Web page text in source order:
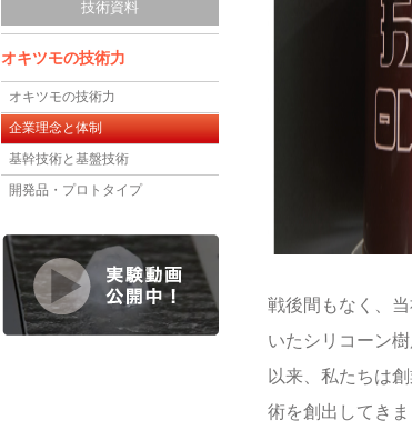
技術資料
オキツモの技術力
オキツモの技術力
企業理念と体制
基幹技術と基盤技術
開発品・プロトタイプ
戦後間もなく、
いたシリコーン
以来、私たちは
術を創出してき